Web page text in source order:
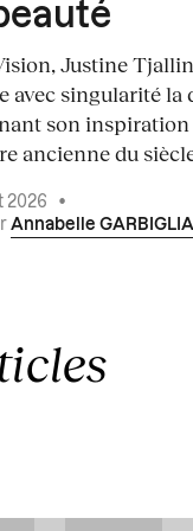
Justine
avec singularité la
son inspiration
ancienne du
2026
•
Annabelle GARBIGLIA